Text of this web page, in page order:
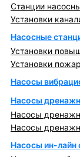
Станции
Установки
Насосные
Установки
Установки
Насосы
Насосы
Насосы
Насосы
Насосы ин-лайн